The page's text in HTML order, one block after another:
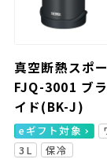
真空断熱スポ
FJQ-3001 ブ
イド(BK-J)
eギフト対象
3L
保冷